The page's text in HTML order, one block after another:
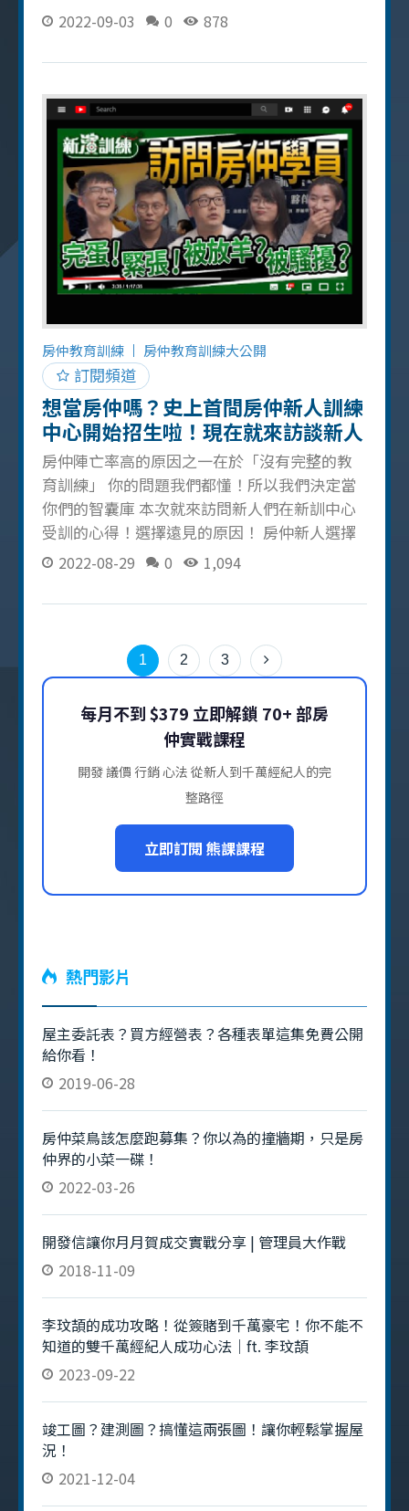
題，再給大家一劑強心針！ 最難忘的房仲課程
上的熱忱感到不確定，所以和育鑫學長在影片
話跟深思 後來為了想找到確切答案，所以回到
新訓中心找小勻和景森的電話支持，所幸救回
了自己的房仲人生，過沒多久就簽到委託！ 房
仲新人時期的強心針 新訓中心的小勻在房仲新
人時期也有經歷過「坐公園」，當時在桃園的
她撥電話給在台中的我 「先去找管理員、住戶
聊天」 「回去之後把交易量大的社區 3 個出來
經營」 還好我的這一句話讓小勻慢慢地踏穩在
房仲業上的腳步，她也說那時感受到了教育訓
練的重要性 房仲新人必備教育訓練 遠見房屋的
教育訓練系統是具有 SOP 和相當透明化的，我
們從最基礎的謄本教學、跑募集，到後面的銷
售、見面談、客戶經營，1 個月完整紮實的教育
訓驗，針對你的狀況、特質，找出最適合
2022-09-03 0 878
房仲教育訓練 房仲教育訓練大公開
訂閱頻道
想當房仲嗎？史上首間房仲新人訓練
中心開始招生啦！現在就來訪談新人
們為什麼要來遠見房屋當房仲吧
房仲陣亡率高的原因之一在於「沒有完整的教
育訓練」 你的問題我們都懂！所以我們決定當
你們的智囊庫 本次就來訪問新人們在新訓中心
受訓的心得！選擇遠見的原因！ 房仲新人選擇
遠見的原因 因為遠見有新人訓練中心，房仲新
人可以不用像小羊一樣到處迷茫，可以一步一
步跟著阿濱和教官學習 比起其他同業有更基礎
濱 YT 頻道看到剛入行到一年後的張景森經理
（有關更多景森的介紹可以看這篇），看起來
所以檢視已經入行 12 年的自己，發現「選擇比
努力重要」，所以選擇到遠見房屋重新開始 對
未來房仲新人建議 「懦弱的選擇比輸還可怕」
要清楚了解自己要的是什麼、夢想在哪裡，才
是非常重要之處，問自己一句為何而戰！ 遠見
房屋新訓中心的特色 房仲新人課程會對房仲新
人做出規劃，一整套的學習 SOP 進行學習，像
2022-08-29 0 1,094
1 2 3
每月不到 $379 立即解鎖 70+ 部房
仲實戰課程
開發 議價 行銷 心法 從新人到千萬經紀人的完
整路徑
立即訂閱 熊課課程
熱門影片
屋主委託表？買方經營表？各種表單這集免費公開
給你看！
2019-06-28
房仲菜鳥該怎麼跑募集？你以為的撞牆期，只是房
仲界的小菜一碟！
2022-03-26
開發信讓你月月賀成交實戰分享 | 管理員大作戰
2018-11-09
李玟頡的成功攻略！從簽賭到千萬豪宅！你不能不
知道的雙千萬經紀人成功心法｜ft. 李玟頡
2023-09-22
竣工圖？建測圖？搞懂這兩張圖！讓你輕鬆掌握屋
況！
2021-12-04